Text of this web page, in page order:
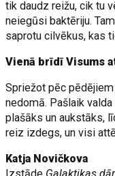
tik daudz reižu, cik tu
neiegūsi baktēriju.
saprotu cilvēkus, kas
Vienā brīdī Visums
Spriežot pēc
nedomā. Pašlaik
plašāks un aukstāks,
reiz izdegs, un visi
Katja Novičkova
Izstāde Galaktikas